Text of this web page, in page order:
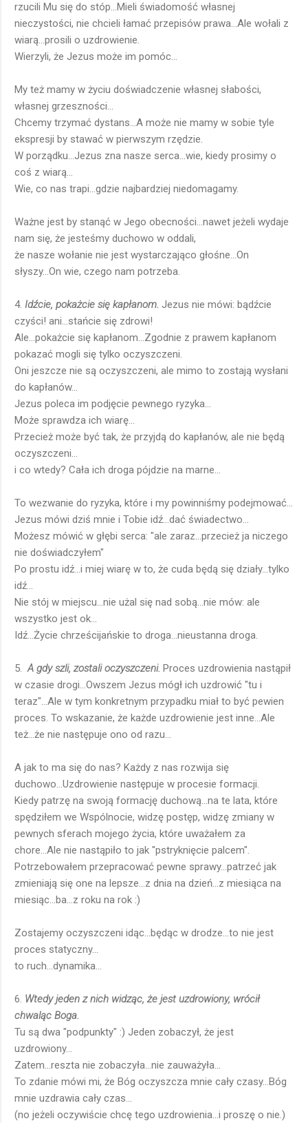
rzucili Mu się do stóp...Mieli świadomość własnej
nieczystości, nie chcieli łamać przepisów prawa...Ale wołali z
wiarą...prosili o uzdrowienie.
Wierzyli, że Jezus może im pomóc...
My też mamy w życiu doświadczenie własnej słabości,
własnej grzeszności...
Chcemy trzymać dystans...A może nie mamy w sobie tyle
ekspresji by stawać w pierwszym rzędzie.
W porządku...Jezus zna nasze serca...wie, kiedy prosimy o
coś z wiarą...
Wie, co nas trapi...gdzie najbardziej niedomagamy.
Ważne jest by stanąć w Jego obecności...nawet jeżeli wydaje
nam się, że jesteśmy duchowo w oddali,
że nasze wołanie nie jest wystarczająco głośne...On
słyszy...On wie, czego nam potrzeba.
4. Idźcie, pokażcie się kapłanom. Jezus nie mówi: bądźcie
czyści! ani...stańcie się zdrowi!
Ale...pokażcie się kapłanom...Zgodnie z prawem kapłanom
pokazać mogli się tylko oczyszczeni.
Oni jeszcze nie są oczyszczeni, ale mimo to zostają wysłani
do kapłanów...
Jezus poleca im podjęcie pewnego ryzyka...
Może sprawdza ich wiarę...
Przecież może być tak, że przyjdą do kapłanów, ale nie będą
oczyszczeni...
i co wtedy? Cała ich droga pójdzie na marne...
To wezwanie do ryzyka, które i my powinniśmy podejmować...
Jezus mówi dziś mnie i Tobie idź...dać świadectwo...
Możesz mówić w głębi serca: "ale zaraz...przecież ja niczego
nie doświadczyłem"
Po prostu idź...i miej wiarę w to, że cuda będą się działy...tylko
idź...
Nie stój w miejscu...nie użal się nad sobą...nie mów: ale
wszystko jest ok...
Idź...Życie chrześcijańskie to droga...nieustanna droga.
5. A gdy szli, zostali oczyszczeni. Proces uzdrowienia nastąpił
w czasie drogi...Owszem Jezus mógł ich uzdrowić "tu i
teraz"...Ale w tym konkretnym przypadku miał to być pewien
proces. To wskazanie, że każde uzdrowienie jest inne...Ale
też...że nie następuje ono od razu...
A jak to ma się do nas? Każdy z nas rozwija się
duchowo...Uzdrowienie następuje w procesie formacji.
Kiedy patrzę na swoją formację duchową...na te lata, które
spędziłem we Wspólnocie, widzę postęp, widzę zmiany w
pewnych sferach mojego życia, które uważałem za
chore...Ale nie nastąpiło to jak "pstryknięcie palcem".
Potrzebowałem przepracować pewne sprawy...patrzeć jak
zmieniają się one na lepsze...z dnia na dzień...z miesiąca na
miesiąc...ba...z roku na rok :)
Zostajemy oczyszczeni idąc...będąc w drodze...to nie jest
proces statyczny...
to ruch...dynamika...
6. Wtedy jeden z nich widząc, że jest uzdrowiony, wrócił
chwaląc Boga.
Tu są dwa "podpunkty" :) Jeden zobaczył, że jest
uzdrowiony...
Zatem...reszta nie zobaczyła...nie zauważyła...
To zdanie mówi mi, że Bóg oczyszcza mnie cały czasy...Bóg
mnie uzdrawia cały czas...
(no jeżeli oczywiście chcę tego uzdrowienia...i proszę o nie.)